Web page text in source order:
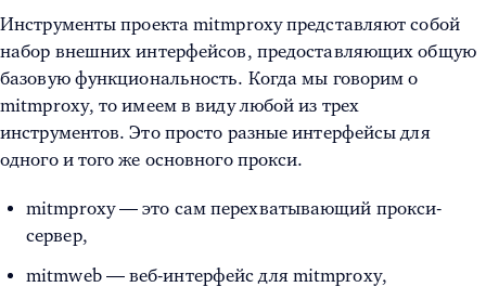
Инструменты проекта mitmproxy представляют собой
набор внешних интерфейсов, предоставляющих общую
базовую функциональность. Когда мы говорим о
mitmproxy, то имеем в виду любой из трех
инструментов. Это просто разные интерфейсы для
одного и того же основного прокси.
mitmproxy — это сам перехватывающий прокси-
сервер,
mitmweb — веб-интерфейс для mitmproxy,